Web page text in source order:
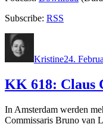
Subscribe: RSS
Kristine24.
KK 618: Claus
In Amsterdam werden
Commissaris Bruno van